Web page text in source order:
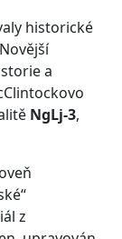
historické
a
NgLj-3,
z